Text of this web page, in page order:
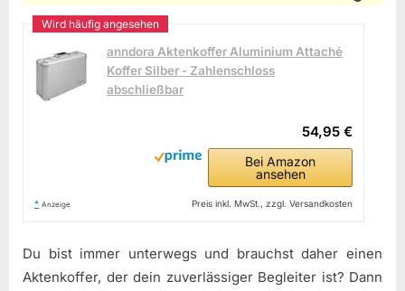
anndora Aktenkoffer Aluminium Attaché
Koffer Silber - Zahlenschloss
abschließbar
54,95 €
Bei Amazon
ansehen
* Anzeige Preis inkl. MwSt., zzgl. Versandkosten
Du bist immer unterwegs und brauchst daher einen
Aktenkoffer, der dein zuverlässiger Begleiter ist? Dann